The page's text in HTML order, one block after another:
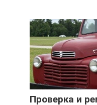
Проверка и